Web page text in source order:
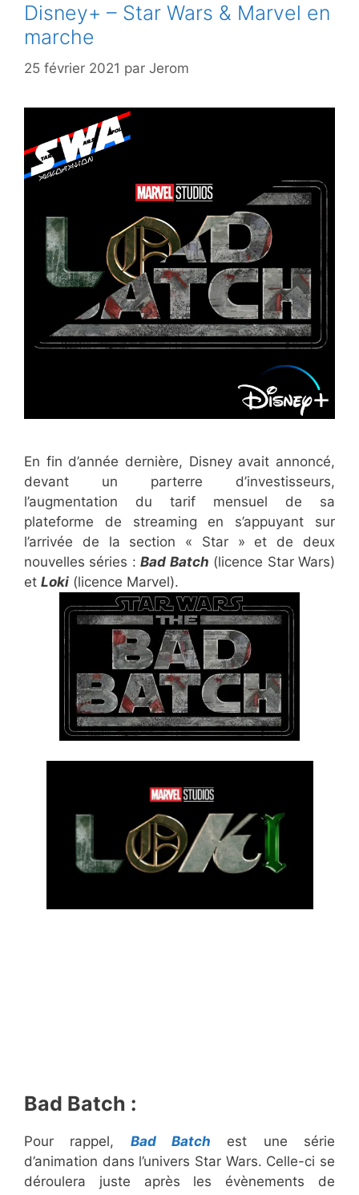
Disney+ – Star Wars & Marvel en
marche
25 février 2021 par Jerom
En fin d’année dernière, Disney avait annoncé,
devant un parterre d’investisseurs,
l’augmentation du tarif mensuel de sa
plateforme de streaming en s’appuyant sur
l’arrivée de la section « Star » et de deux
nouvelles séries :Bad Batch (licence Star Wars)
et Loki (licence Marvel).
Bad Batch :
Pour rappel, Bad Batch est une série
d’animation dans l’univers Star Wars. Celle-ci se
déroulera juste après les évènements de